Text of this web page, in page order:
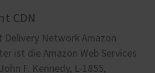
CDN
Delivery Network Amazon
ist die Amazon Web Services
F. Kennedy, L-1855,